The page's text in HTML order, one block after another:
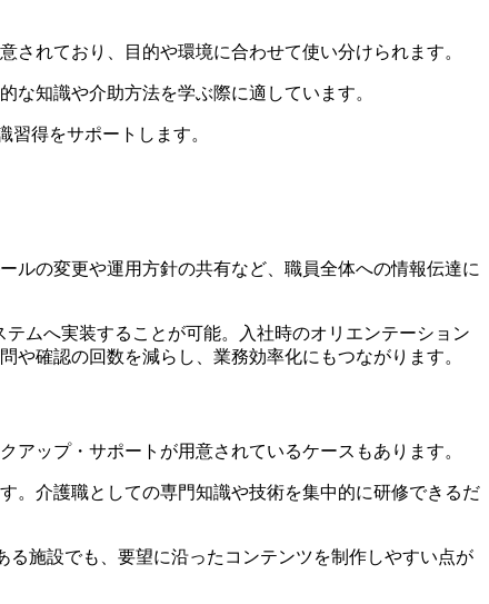
れており、目的や環境に合わせて使い分けられます。
知識や介助方法を学ぶ際に適しています。
得をサポートします。
ルの変更や運用方針の共有など、職員全体への情報伝達に
ムへ実装することが可能。入社時のオリエンテーション
確認の回数を減らし、業務効率化にもつながります。
ップ・サポートが用意されているケースもあります。
。介護職としての専門知識や技術を集中的に研修できるだ
施設でも、要望に沿ったコンテンツを制作しやすい点が